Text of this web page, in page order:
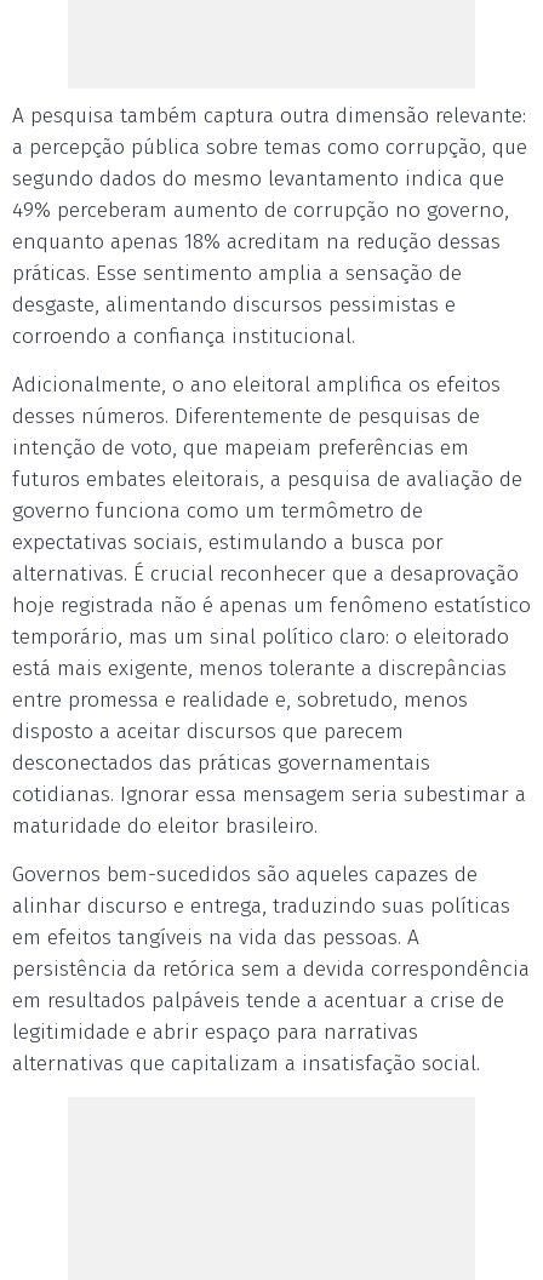
A pesquisa também captura outra dimensão relevante:
a percepção pública sobre temas como corrupção, que
segundo dados do mesmo levantamento indica que
49% perceberam aumento de corrupção no governo,
enquanto apenas 18% acreditam na redução dessas
práticas. Esse sentimento amplia a sensação de
desgaste, alimentando discursos pessimistas e
corroendo a confiança institucional.
Adicionalmente, o ano eleitoral amplifica os efeitos
desses números. Diferentemente de pesquisas de
intenção de voto, que mapeiam preferências em
futuros embates eleitorais, a pesquisa de avaliação de
governo funciona como um termômetro de
expectativas sociais, estimulando a busca por
alternativas. É crucial reconhecer que a desaprovação
hoje registrada não é apenas um fenômeno estatístico
temporário, mas um sinal político claro: o eleitorado
está mais exigente, menos tolerante a discrepâncias
entre promessa e realidade e, sobretudo, menos
disposto a aceitar discursos que parecem
desconectados das práticas governamentais
cotidianas. Ignorar essa mensagem seria subestimar a
maturidade do eleitor brasileiro.
Governos bem-sucedidos são aqueles capazes de
alinhar discurso e entrega, traduzindo suas políticas
em efeitos tangíveis na vida das pessoas. A
persistência da retórica sem a devida correspondência
em resultados palpáveis tende a acentuar a crise de
legitimidade e abrir espaço para narrativas
alternativas que capitalizam a insatisfação social.